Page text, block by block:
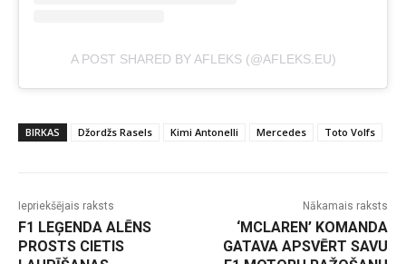
A POST SHARED BY AFLEKS (@AFLEKS.EU)
BIRKAS Džordžs Rasels Kimi Antonelli Mercedes Toto Volfs
Iepriekšējais raksts
F1 LEĢENDA ALĒNS
PROSTS CIETIS
Nākamais raksts
‘MCLAREN’ KOMANDA
GATAVA APSVĒRT SAVU